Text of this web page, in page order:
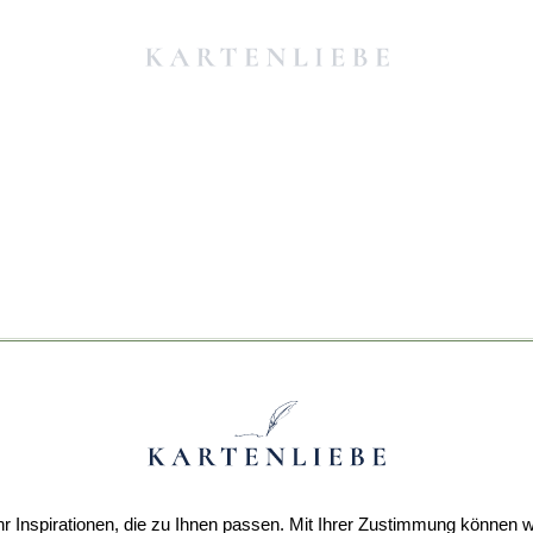
Inspirationen, die zu Ihnen passen. Mit Ihrer Zustimmung können